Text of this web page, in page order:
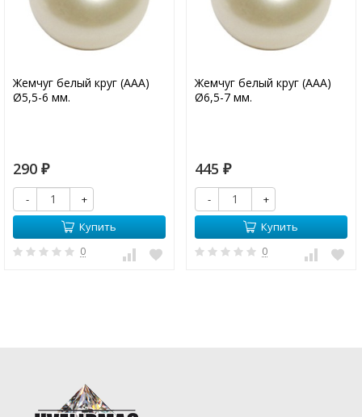
Жемчуг белый круг (ААА)
Ø5,5-6 мм.
290 ₽
-
+
Купить
0
Жемчуг белый круг (ААА)
Ø6,5-7 мм.
445 ₽
-
+
Купить
0